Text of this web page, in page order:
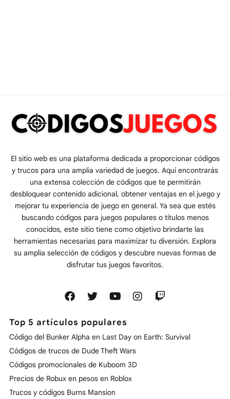
El sitio web es una plataforma dedicada a proporcionar códigos
y trucos para una amplia variedad de juegos. Aquí encontrarás
una extensa colección de códigos que te permitirán
desbloquear contenido adicional, obtener ventajas en el juego y
mejorar tu experiencia de juego en general. Ya sea que estés
buscando códigos para juegos populares o títulos menos
conocidos, este sitio tiene como objetivo brindarte las
herramientas necesarias para maximizar tu diversión. Explora
su amplia selección de códigos y descubre nuevas formas de
disfrutar tus juegos favoritos.
Top 5 artículos populares
Código del Bunker Alpha en Last Day on Earth: Survival
Códigos de trucos de Dude Theft Wars
Códigos promocionales de Kuboom 3D
Precios de Robux en pesos en Roblox
Trucos y códigos Burns Mansion